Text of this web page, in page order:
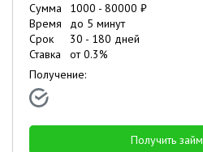
Сумма 1000 - 80000 ₽
Время
до 5 минут
Срок
30 - 180 дней
Ставка
от0.3%
Получение:
Получить займ